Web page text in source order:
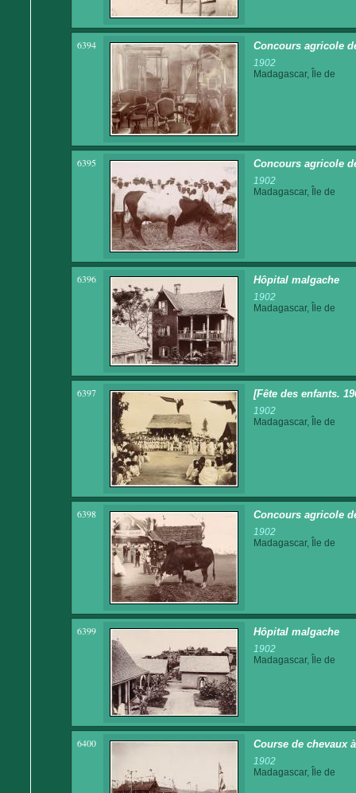
6394 Concours agricole
1902
Madagascar, Île de
6395 Concours agricole
1902
Madagascar, Île de
6396 Hôpital malgache
1902
Madagascar, Île de
6397 [Fête des enfants.
1902
Madagascar, Île de
6398 Concours agricole
1902
Madagascar, Île de
6399 Hôpital malgache
1902
Madagascar, Île de
6400 Course de chevaux
1902
Madagascar, Île de